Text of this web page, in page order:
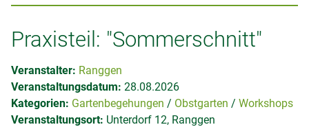
Praxisteil: "Sommerschnitt"
Veranstalter: Ranggen
Veranstaltungsdatum: 28.08.2026
Kategorien: Gartenbegehungen Obstgarten
Workshops
Veranstaltungsort: Unterdorf 12, Ranggen